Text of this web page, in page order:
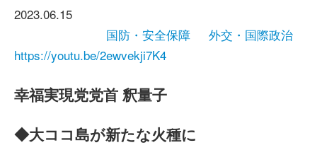
2023.06.15
国防・安全保障
外交・国際政治
https://youtu.be/2ewvekji7K4
幸福実現党党首 釈量子
◆大ココ島が新たな火種に